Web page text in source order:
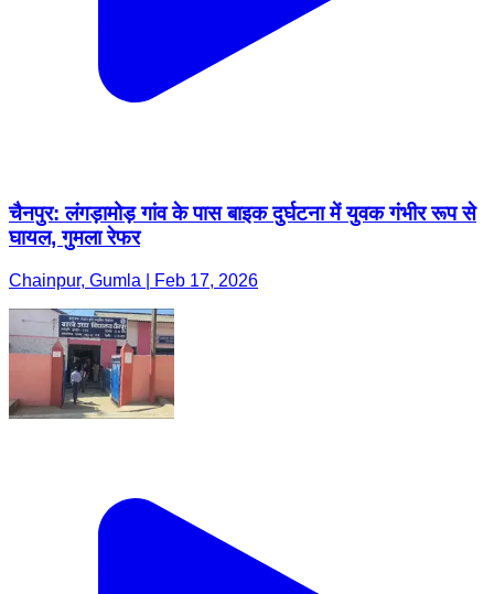
चैनपुर: लंगड़ामोड़ गांव के पास बाइक दुर्घटना में युवक गंभीर रूप से
घायल, गुमला रेफर
Chainpur, Gumla | Feb 17, 2026